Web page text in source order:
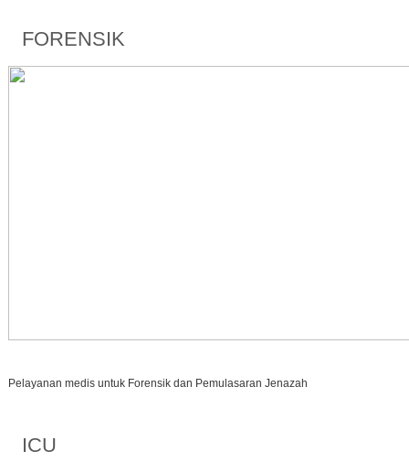
FORENSIK
Pelayanan medis untuk Forensik dan Pemulasaran Jenazah
ICU